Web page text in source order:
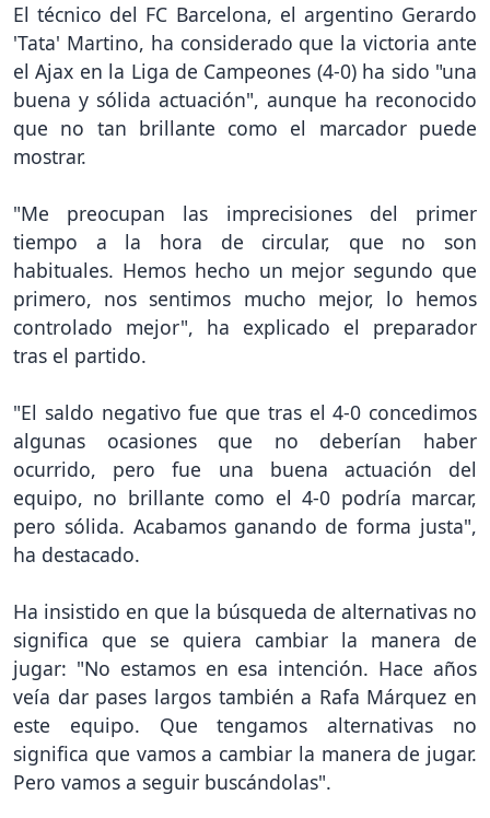
El técnico del FC Barcelona, el argentino Gerardo
'Tata' Martino, ha considerado que la victoria ante
el Ajax en la Liga de Campeones (4-0) ha sido "una
buena y sólida actuación", aunque ha reconocido
que no tan brillante como el marcador puede
mostrar.
"Me preocupan las imprecisiones del primer
tiempo a la hora de circular, que no son
habituales. Hemos hecho un mejor segundo que
primero, nos sentimos mucho mejor, lo hemos
controlado mejor", ha explicado el preparador
tras el partido.
"El saldo negativo fue que tras el 4-0 concedimos
algunas ocasiones que no deberían haber
ocurrido, pero fue una buena actuación del
equipo, no brillante como el 4-0 podría marcar,
pero sólida. Acabamos ganando de forma justa",
ha destacado.
Ha insistido en que la búsqueda de alternativas no
significa que se quiera cambiar la manera de
jugar: "No estamos en esa intención. Hace años
veía dar pases largos también a Rafa Márquez en
este equipo. Que tengamos alternativas no
significa que vamos a cambiar la manera de jugar.
Pero vamos a seguir buscándolas".